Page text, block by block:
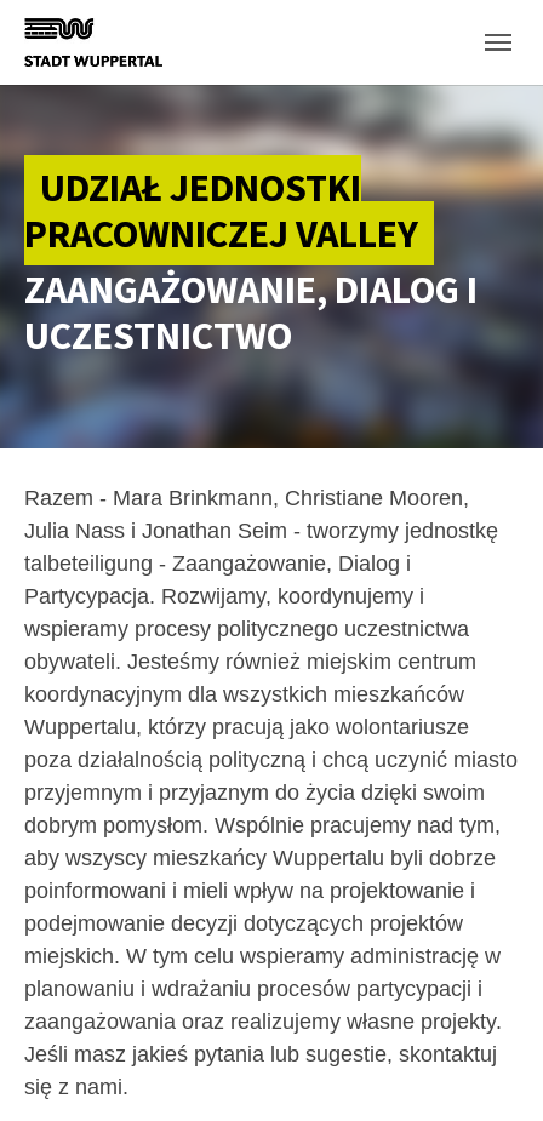
Skip to main content
UDZIAŁ JEDNOSTKI
PRACOWNICZEJ VALLEY
ZAANGAŻOWANIE, DIALOG I
UCZESTNICTWO
Razem - Mara Brinkmann, Christiane Mooren,
Julia Nass i Jonathan Seim - tworzymy jednostkę
talbeteiligung - Zaangażowanie, Dialog i
Partycypacja. Rozwijamy, koordynujemy i
wspieramy procesy politycznego uczestnictwa
obywateli. Jesteśmy również miejskim centrum
koordynacyjnym dla wszystkich mieszkańców
Wuppertalu, którzy pracują jako wolontariusze
poza działalnością polityczną i chcą uczynić miasto
przyjemnym i przyjaznym do życia dzięki swoim
dobrym pomysłom. Wspólnie pracujemy nad tym,
aby wszyscy mieszkańcy Wuppertalu byli dobrze
poinformowani i mieli wpływ na projektowanie i
podejmowanie decyzji dotyczących projektów
miejskich. W tym celu wspieramy administrację w
planowaniu i wdrażaniu procesów partycypacji i
zaangażowania oraz realizujemy własne projekty.
Jeśli masz jakieś pytania lub sugestie, skontaktuj
się z nami.